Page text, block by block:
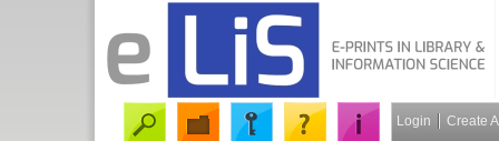
Login Create